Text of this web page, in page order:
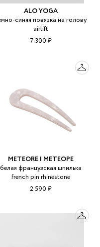
ALO YOGA
синяя повязка на голову
airlift
7 300 ₽
METEORE | МЕТЕОРЕ
белая французская шпилька
french pin rhinestone
2 590 ₽